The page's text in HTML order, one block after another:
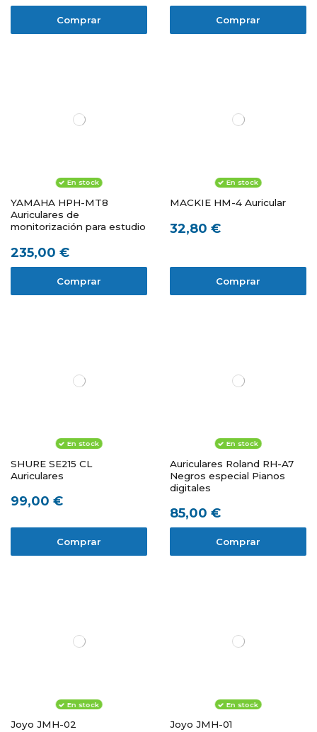
Comprar Comprar
En stock
YAMAHA HPH-MT8
Auriculares de
monitorización para estudio
235,00 €
Comprar
En stock
MACKIE HM-4 Auricular
32,80 €
Comprar
En stock
SHURE SE215 CL
Auriculares
99,00 €
Comprar
En stock
Auriculares Roland RH-A7
Negros especial Pianos
digitales
85,00 €
Comprar
En stock
Joyo JMH-02
En stock
Joyo JMH-01